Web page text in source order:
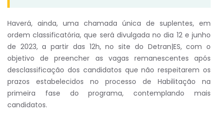
Haverá, ainda, uma chamada única de suplentes, em
ordem classificatória, que será divulgada no dia 12 e junho
de 2023, a partir das 12h, no site do Detran|ES, com o
objetivo de preencher as vagas remanescentes após
desclassificação dos candidatos que não respeitarem os
prazos estabelecidos no processo de Habilitação na
primeira fase do programa, contemplando mais
candidatos.